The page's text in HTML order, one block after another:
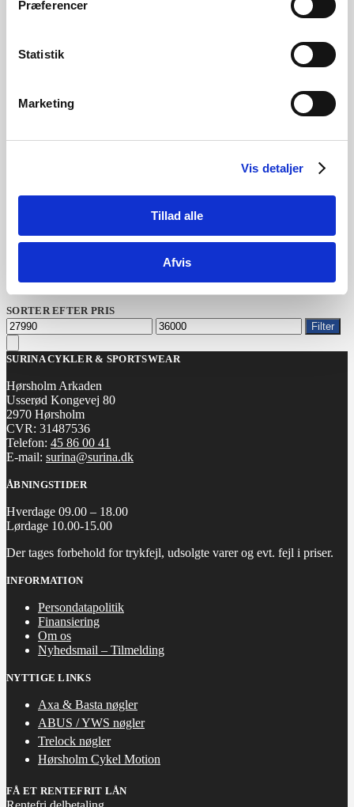
Præferencer
Statistik
Marketing
Vis detaljer
Tillad alle
Afvis
Føj til ønskeliste
Cykler
E-Fly
Woom
SORTER EFTER PRIS
Mindste
pris
Højeste
pris
Filter
SURINA CYKLER & SPORTSWEAR
Hørsholm Arkaden
Usserød Kongevej 80
2970 Hørsholm
CVR: 31487536
Telefon: 45 86 00 41
E-mail: surina@surina.dk
ÅBNINGSTIDER
Hverdage 09.00 – 18.00
Lørdage 10.00-15.00
Der tages forbehold for trykfejl, udsolgte varer og evt. fejl i priser.
INFORMATION
Persondatapolitik
Finansiering
Om os
Nyhedsmail – Tilmelding
NYTTIGE LINKS
Axa & Basta nøgler
ABUS / YWS nøgler
Trelock nøgler
Hørsholm Cykel Motion
FÅ ET RENTEFRIT LÅN